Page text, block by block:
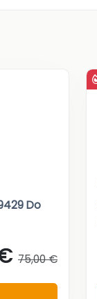
Do
75,00 €